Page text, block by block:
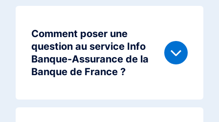
Comment poser une
question au service Info
Banque-Assurance de la
Banque de France ?